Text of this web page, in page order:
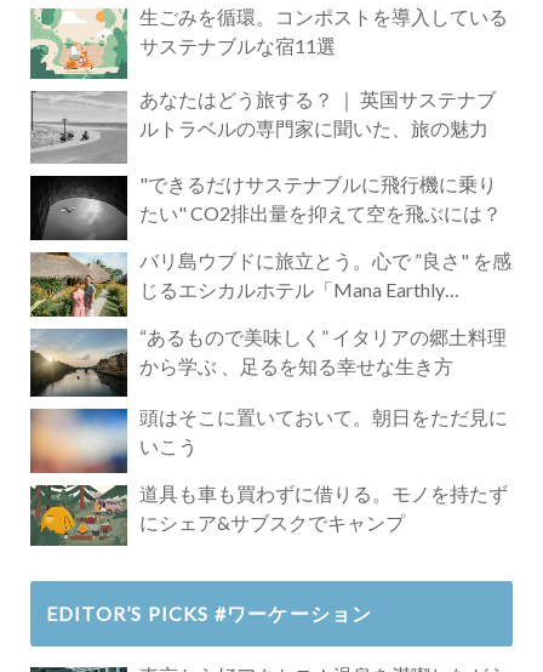
生ごみを循環。コンポストを導入している
サステナブルな宿11選
あなたはどう旅する？ ｜ 英国サステナブ
ルトラベルの専門家に聞いた、旅の魅力
"できるだけサステナブルに飛行機に乗り
たい" CO2排出量を抑えて空を飛ぶには？
バリ島ウブドに旅立とう。心で ”良さ" を感
じるエシカルホテル「Mana Earthly
“あるもので美味しく” イタリアの郷土料理
から学ぶ 、足るを知る幸せな生き方
頭はそこに置いておいて。朝日をただ見に
いこう
道具も車も買わずに借りる。モノを持たず
にシェア&サブスクでキャンプ
EDITOR’S PICKS #ワーケーション